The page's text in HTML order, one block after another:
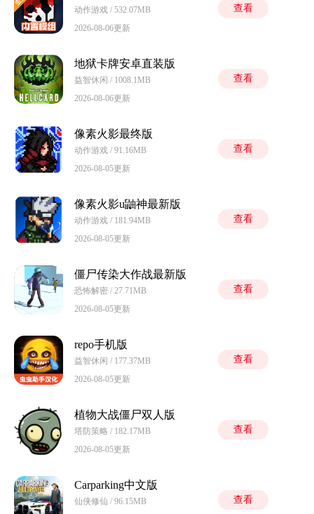
动作游戏 / 532.07MB
2026-08-06更新
查看
地狱卡牌安卓直装版
益智休闲 / 1008.1MB
2026-08-06更新
查看
像素火影最终版
动作游戏 / 91.16MB
2026-08-05更新
查看
像素火影u鼬神最新版
动作游戏 / 181.94MB
2026-08-05更新
查看
僵尸传染大作战最新版
恐怖解密 / 27.71MB
2026-08-05更新
查看
repo手机版
益智休闲 / 177.37MB
2026-08-05更新
查看
植物大战僵尸双人版
塔防策略 / 182.17MB
2026-08-05更新
查看
Carparking中文版
仙侠修仙 / 96.15MB
查看